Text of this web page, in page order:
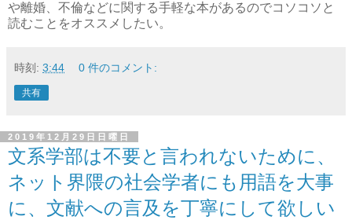
や離婚、不倫などに関する手軽な本があるのでコソコソと
読むことをオススメしたい。
時刻: 3:44 0 件のコメント:
共有
2019年12月29日日曜日
文系学部は不要と言われないために、
ネット界隈の社会学者にも用語を大事
に、文献への言及を丁寧にして欲しい